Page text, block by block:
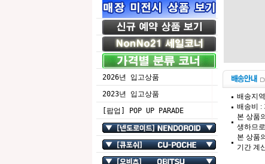
2026년 입고상품
2023년 입고상품
[팝업] POP UP PARADE
배송지
배송비 :
본 상품
생하므
본 상품
기간 계